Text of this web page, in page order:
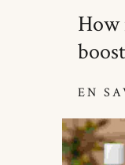
How
EN